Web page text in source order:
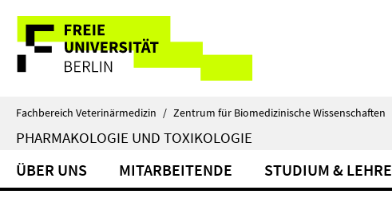
direkt
Inhalt
Service-
Navigation
Fachbereich Veterinärmedizin / Zentrum für Biomedizinische Wissenschaften
PHARMAKOLOGIE UND TOXIKOLOGIE
ÜBER UNS MITARBEITENDE STUDIUM & LEHRE